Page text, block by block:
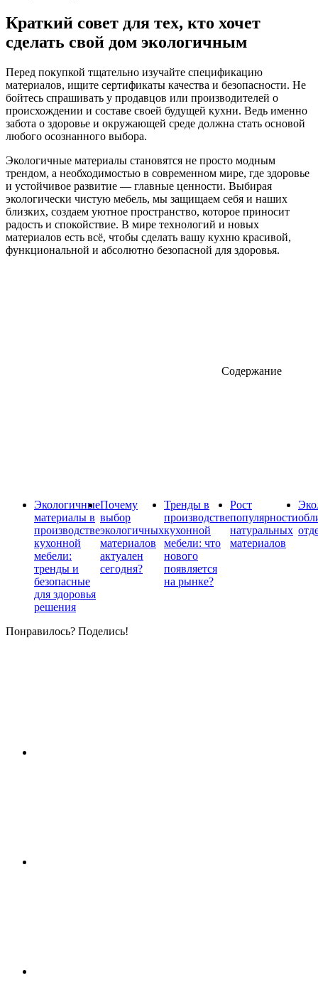
Краткий совет для тех, кто хочет
сделать свой дом экологичным
Перед покупкой тщательно изучайте спецификацию
материалов, ищите сертификаты качества и безопасности. Не
бойтесь спрашивать у продавцов или производителей о
происхождении и составе своей будущей кухни. Ведь именно
забота о здоровье и окружающей среде должна стать основой
любого осознанного выбора.
Экологичные материалы становятся не просто модным
трендом, а необходимостью в современном мире, где здоровье
и устойчивое развитие — главные ценности. Выбирая
экологически чистую мебель, мы защищаем себя и наших
близких, создаем уютное пространство, которое приносит
радость и спокойствие. В мире технологий и новых
материалов есть всё, чтобы сделать вашу кухню красивой,
функциональной и абсолютно безопасной для здоровья.
Содержание
Экологичные
материалы в
производстве
кухонной
мебели:
тренды и
безопасные
для здоровья
решения
Почему
выбор
экологичных
материалов
актуален
сегодня?
Тренды в
производстве
кухонной
мебели: что
нового
появляется
на рынке?
Рост
популярности
натуральных
материалов
Понравилось? Поделись!